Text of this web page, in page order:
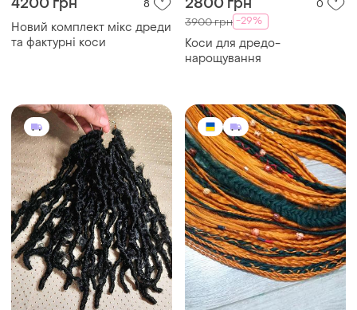
4200 грн 8
Новий комплект мікс дреди
та фактурні коси
2800 грн 0
3900 грн -29%
Коси для дредо-
нарощування